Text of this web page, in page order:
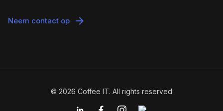
Neem contact op
© 2026 Coffee IT. All rights reserved